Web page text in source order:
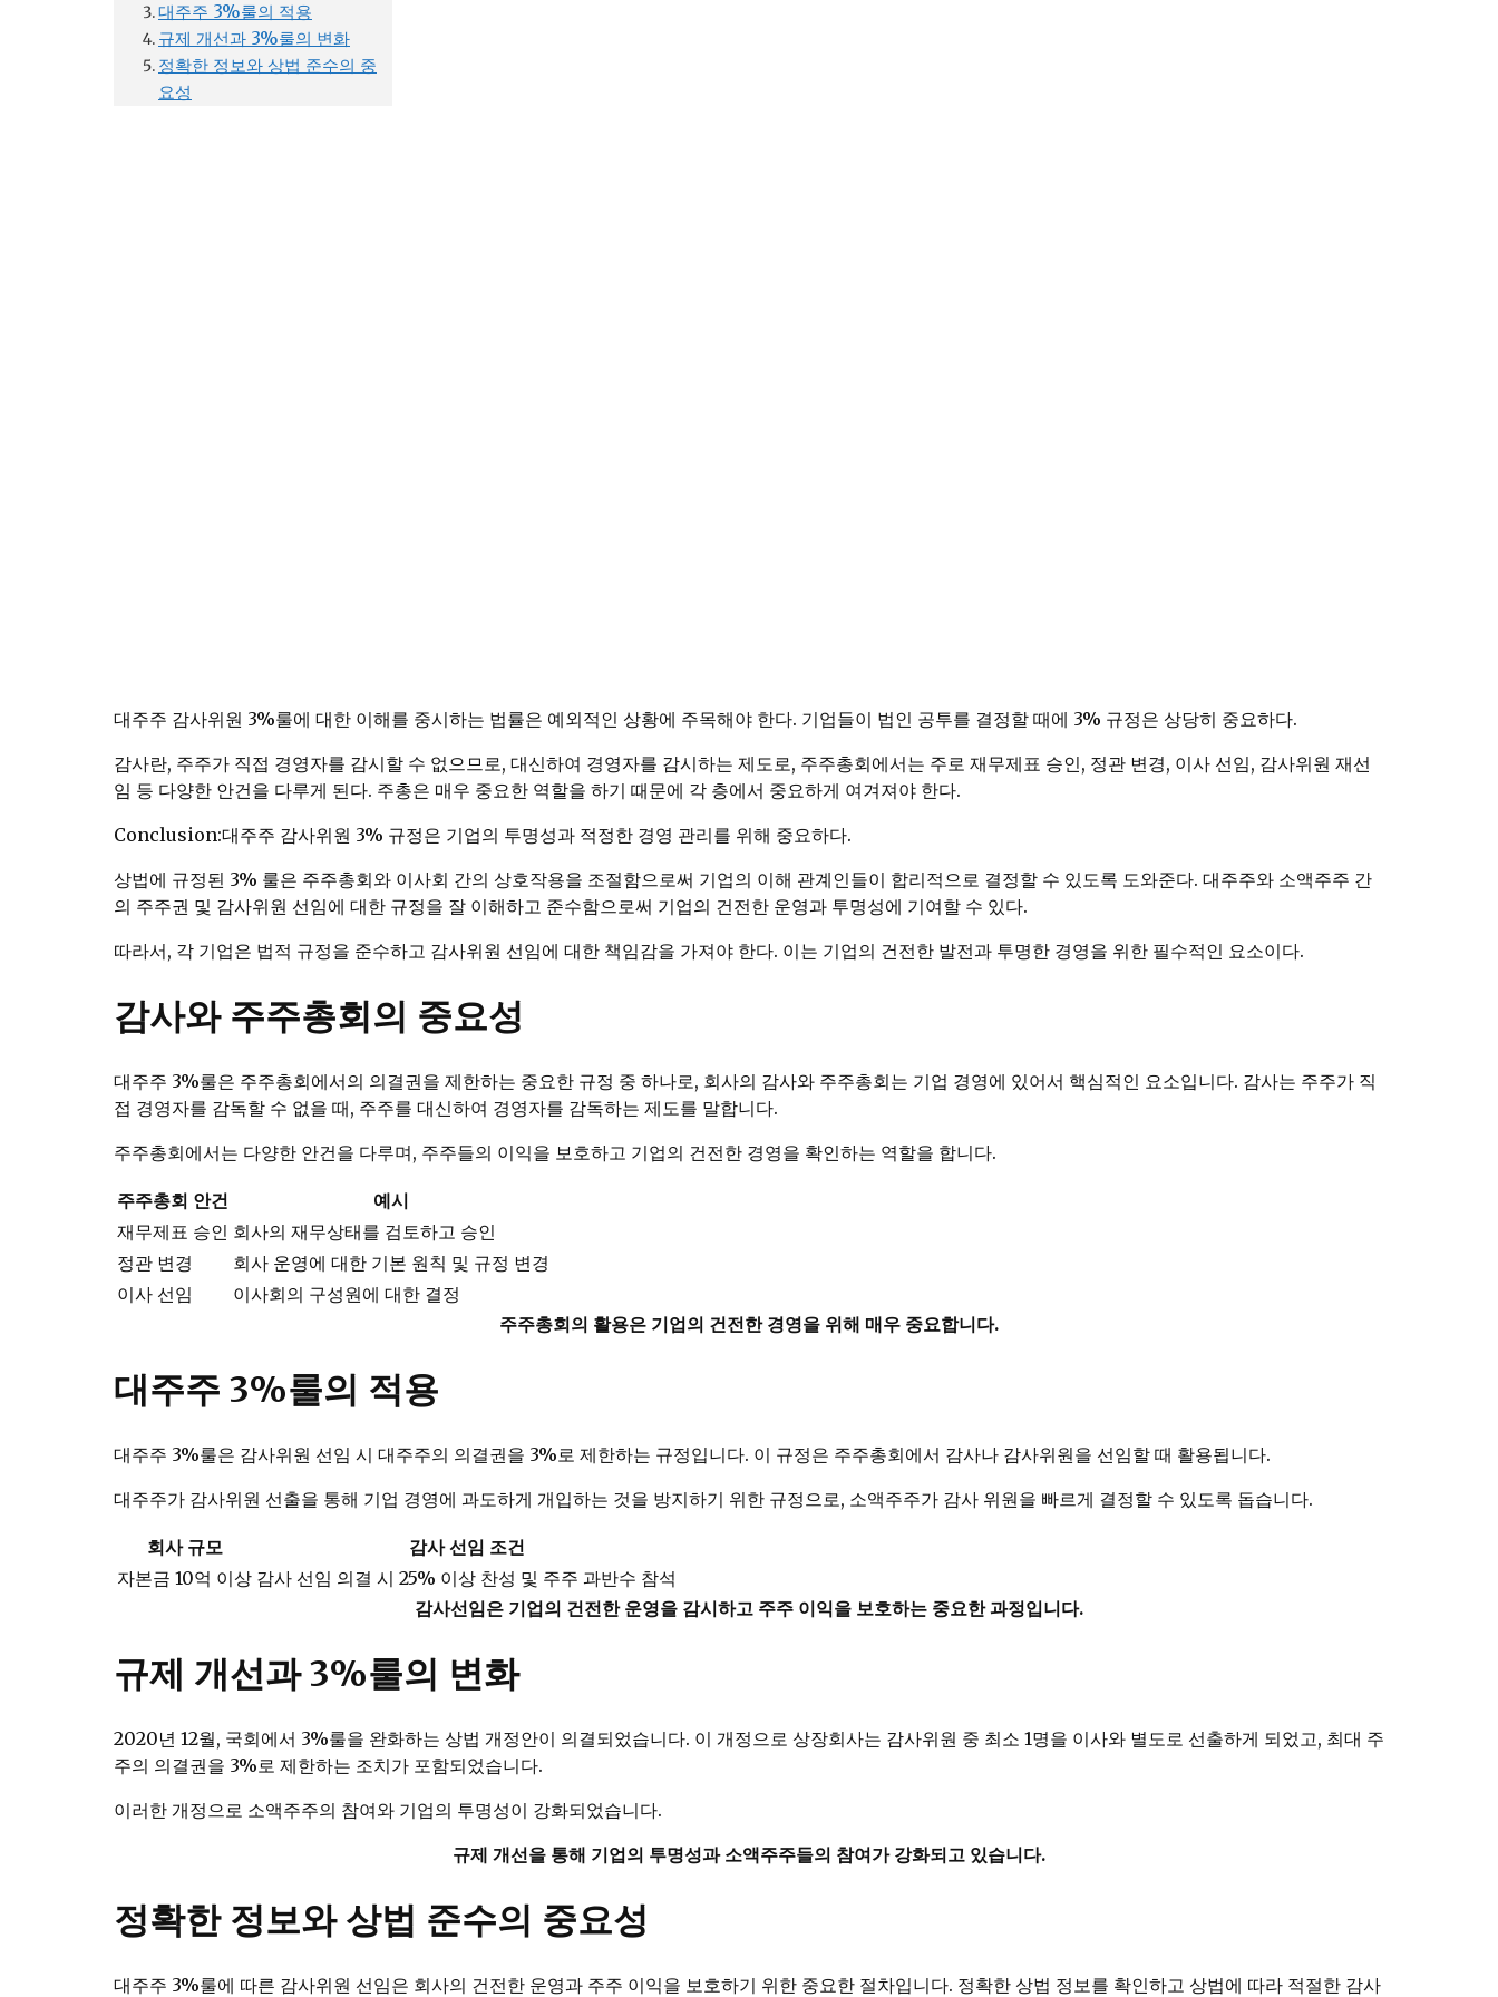
대주주 3%룰의 적용
규제 개선과 3%룰의 변화
정확한 정보와 상법 준수의 중
요성
대주주 감사위원 3%룰에 대한 이해를 중시하는 법률은 예외적인 상황에 주목해야 한다. 기업들이 법인 공투를 결정할 때에 3% 규정은 상당히 중요하다.
감사란, 주주가 직접 경영자를 감시할 수 없으므로, 대신하여 경영자를 감시하는 제도로, 주주총회에서는 주로 재무제표 승인, 정관 변경, 이사 선임, 감사위원 재선
임 등 다양한 안건을 다루게 된다. 주총은 매우 중요한 역할을 하기 때문에 각 층에서 중요하게 여겨져야 한다.
Conclusion:대주주 감사위원 3% 규정은 기업의 투명성과 적정한 경영 관리를 위해 중요하다.
상법에 규정된 3% 룰은 주주총회와 이사회 간의 상호작용을 조절함으로써 기업의 이해 관계인들이 합리적으로 결정할 수 있도록 도와준다. 대주주와 소액주주 간
의 주주권 및 감사위원 선임에 대한 규정을 잘 이해하고 준수함으로써 기업의 건전한 운영과 투명성에 기여할 수 있다.
따라서, 각 기업은 법적 규정을 준수하고 감사위원 선임에 대한 책임감을 가져야 한다. 이는 기업의 건전한 발전과 투명한 경영을 위한 필수적인 요소이다.
감사와 주주총회의 중요성
대주주 3%룰은 주주총회에서의 의결권을 제한하는 중요한 규정 중 하나로, 회사의 감사와 주주총회는 기업 경영에 있어서 핵심적인 요소입니다. 감사는 주주가 직
접 경영자를 감독할 수 없을 때, 주주를 대신하여 경영자를 감독하는 제도를 말합니다.
주주총회에서는 다양한 안건을 다루며, 주주들의 이익을 보호하고 기업의 건전한 경영을 확인하는 역할을 합니다.
주주총회 안건
예시
재무제표 승인 회사의 재무상태를 검토하고 승인
정관 변경
회사 운영에 대한 기본 원칙 및 규정 변경
이사 선임
이사회의 구성원에 대한 결정
주주총회의 활용은 기업의 건전한 경영을 위해 매우 중요합니다.
대주주 3%룰의 적용
대주주 3%룰은 감사위원 선임 시 대주주의 의결권을 3%로 제한하는 규정입니다. 이 규정은 주주총회에서 감사나 감사위원을 선임할 때 활용됩니다.
대주주가 감사위원 선출을 통해 기업 경영에 과도하게 개입하는 것을 방지하기 위한 규정으로, 소액주주가 감사 위원을 빠르게 결정할 수 있도록 돕습니다.
회사 규모
감사 선임 조건
자본금 10억 이상 감사 선임 의결 시 25% 이상 찬성 및 주주 과반수 참석
감사선임은 기업의 건전한 운영을 감시하고 주주 이익을 보호하는 중요한 과정입니다.
규제 개선과 3%룰의 변화
2020년 12월, 국회에서 3%룰을 완화하는 상법 개정안이 의결되었습니다. 이 개정으로 상장회사는 감사위원 중 최소 1명을 이사와 별도로 선출하게 되었고, 최대 주
주의 의결권을 3%로 제한하는 조치가 포함되었습니다.
이러한 개정으로 소액주주의 참여와 기업의 투명성이 강화되었습니다.
규제 개선을 통해 기업의 투명성과 소액주주들의 참여가 강화되고 있습니다.
정확한 정보와 상법 준수의 중요성
대주주 3%룰에 따른 감사위원 선임은 회사의 건전한 운영과 주주 이익을 보호하기 위한 중요한 절차입니다. 정확한 상법 정보를 확인하고 상법에 따라 적절한 감사